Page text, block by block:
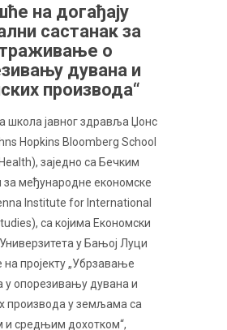
на догађају
састанак за
о
дувана и
производа“
школа јавног здравља Џонс
Hopkins Bloomberg School
заједно са Бечким
за међународне економске
Institute for International
са којима Економски
у Бањој Луци
на пројекту „Убрзавање
у опорезивању дувана и
производа у земљама са
и средњим дохотком“,